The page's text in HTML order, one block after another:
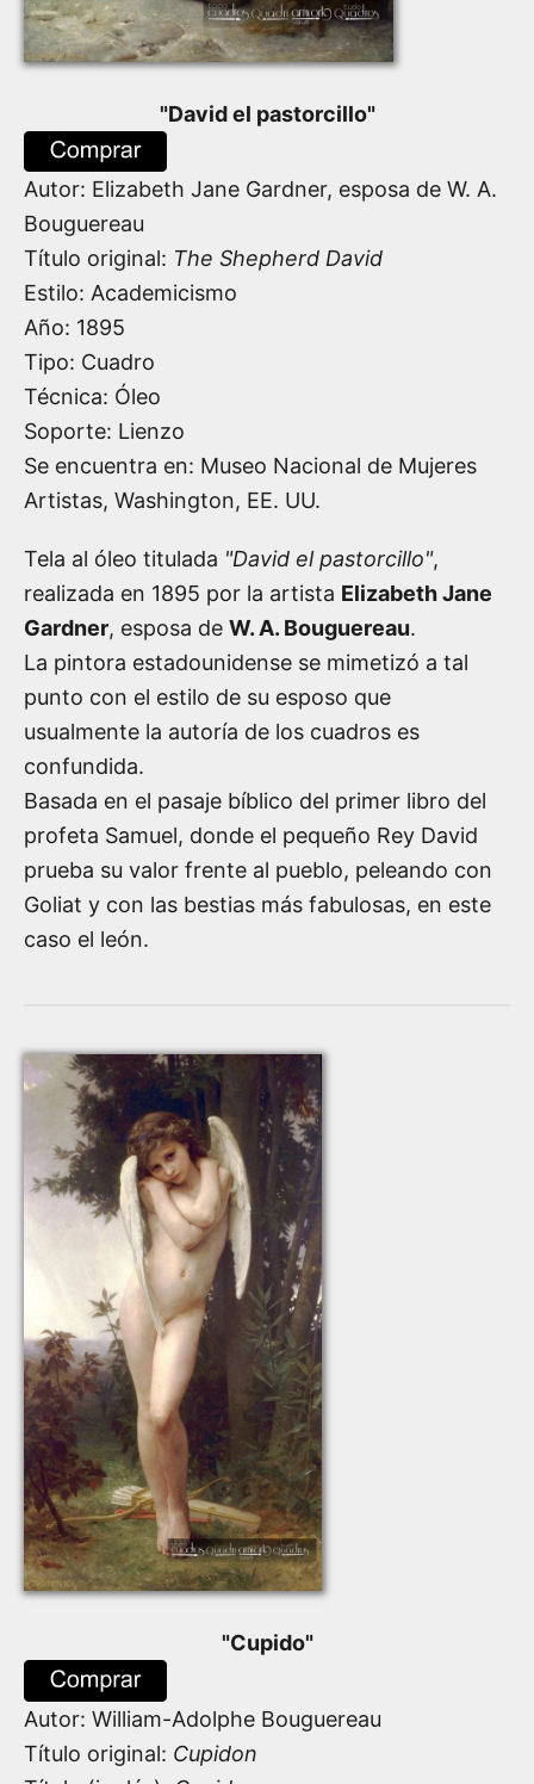
"David el pastorcillo"
Autor: Elizabeth Jane Gardner, esposa de W. A.
Bouguereau
Título original: The Shepherd David
Estilo: Academicismo
Año: 1895
Tipo: Cuadro
Técnica: Óleo
Soporte: Lienzo
Se encuentra en: Museo Nacional de Mujeres
Artistas, Washington, EE. UU.
Tela al óleo titulada "David el pastorcillo",
realizada en 1895 por la artista Elizabeth Jane
Gardner, esposa de W. A. Bouguereau.
La pintora estadounidense se mimetizó a tal
punto con el estilo de su esposo que
usualmente la autoría de los cuadros es
confundida.
Basada en el pasaje bíblico del primer libro del
profeta Samuel, donde el pequeño Rey David
prueba su valor frente al pueblo, peleando con
Goliat y con las bestias más fabulosas, en este
caso el león.
"Cupido"
Autor: William-Adolphe Bouguereau
Título original: Cupidon